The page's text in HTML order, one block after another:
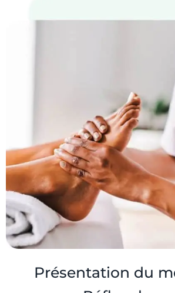
Présentation du